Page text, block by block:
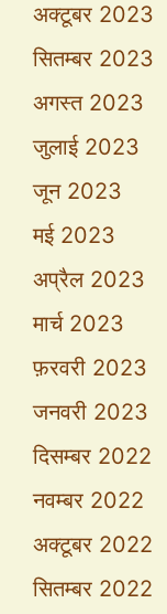
अक्टूबर 2023
सितम्बर 2023
अगस्त 2023
जुलाई 2023
जून 2023
मई 2023
अप्रैल 2023
मार्च 2023
फ़रवरी 2023
जनवरी 2023
दिसम्बर 2022
नवम्बर 2022
अक्टूबर 2022
सितम्बर 2022